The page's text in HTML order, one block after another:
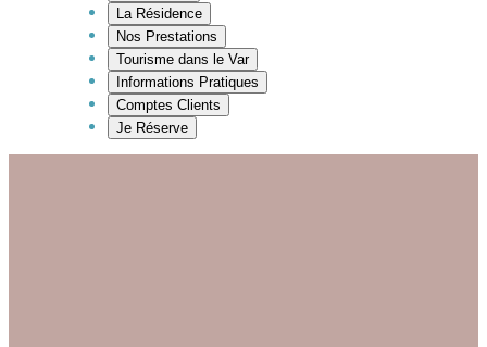
La Résidence
Nos Prestations
Tourisme dans le Var
Informations Pratiques
Comptes Clients
Je Réserve